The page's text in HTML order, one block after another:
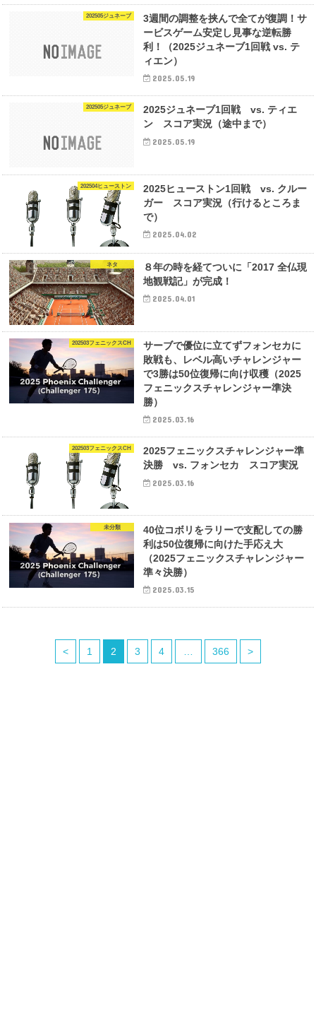
202505ジュネーブ
3週間の調整を挟んで全てが復調！サ
ービスゲーム安定し見事な逆転勝
利！（2025ジュネーブ1回戦 vs. テ
ィエン）
2025.05.19
202505ジュネーブ
2025ジュネーブ1回戦 vs. ティエ
ン スコア実況（途中まで）
2025.05.19
202504ヒューストン
2025ヒューストン1回戦 vs. クルー
ガー スコア実況（行けるところま
で）
2025.04.02
ネタ
８年の時を経てついに「2017 全仏現
地観戦記」が完成！
2025.04.01
202503フェニックスCH
サーブで優位に立てずフォンセカに
敗戦も、レベル高いチャレンジャー
で3勝は50位復帰に向け収穫（2025
フェニックスチャレンジャー準決
勝）
2025.03.16
202503フェニックスCH
2025フェニックスチャレンジャー準
決勝 vs. フォンセカ スコア実況
2025.03.16
未分類
40位コボリをラリーで支配しての勝
利は50位復帰に向けた手応え大
（2025フェニックスチャレンジャー
準々決勝）
2025.03.15
< 1 2 3 4 … 366 >